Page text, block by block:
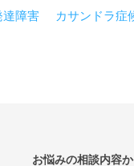
達障害 カサンドラ症
お悩みの相談内容